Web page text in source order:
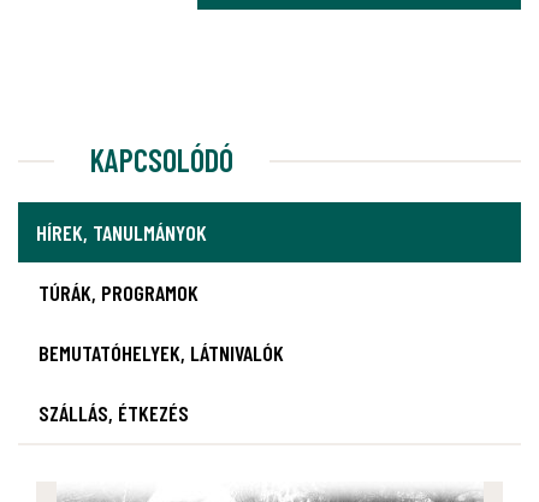
KAPCSOLÓDÓ
HÍREK, TANULMÁNYOK
TÚRÁK, PROGRAMOK
BEMUTATÓHELYEK, LÁTNIVALÓK
SZÁLLÁS, ÉTKEZÉS